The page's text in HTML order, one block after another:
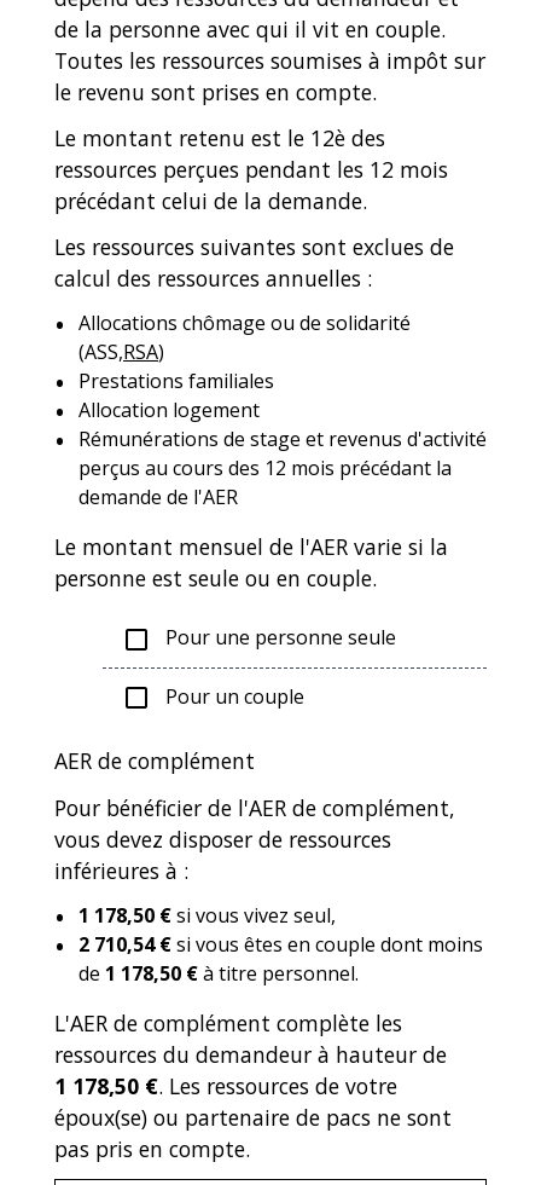
de la personne avec qui il vit en couple.
Toutes les ressources soumises à impôt sur
le revenu sont prises en compte.
Le montant retenu est le 12è des
ressources perçues pendant les 12 mois
précédant celui de la demande.
Les ressources suivantes sont exclues de
calcul des ressources annuelles :
Allocations chômage ou de solidarité
(ASS,RSA)
Prestations familiales
Allocation logement
Rémunérations de stage et revenus d'activité
perçus au cours des 12 mois précédant la
demande de l'AER
Le montant mensuel de l'AER varie si la
personne est seule ou en couple.
check_box_outline_blank Pour une personne seule
check_box_outline_blank Pour un couple
AER de complément
Pour bénéficier de l'AER de complément,
vous devez disposer de ressources
inférieures à :
1 178,50 €si vous vivez seul,
2 710,54 €si vous êtes en couple dont moins
de 1 178,50 €à titre personnel.
L'AER de complément complète les
ressources du demandeur à hauteur de
1 178,50 €. Les ressources de votre
époux(se) ou partenaire de pacs ne sont
pas pris en compte.